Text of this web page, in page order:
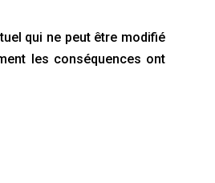
qui ne peut être modifié
les conséquences ont